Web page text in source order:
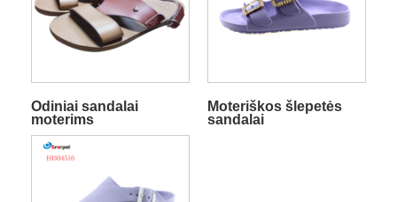
Odiniai sandalai
moterims
Moteriškos šlepetės
sandalai